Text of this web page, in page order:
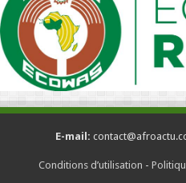
E-mail:
Conditions d’utilisation -